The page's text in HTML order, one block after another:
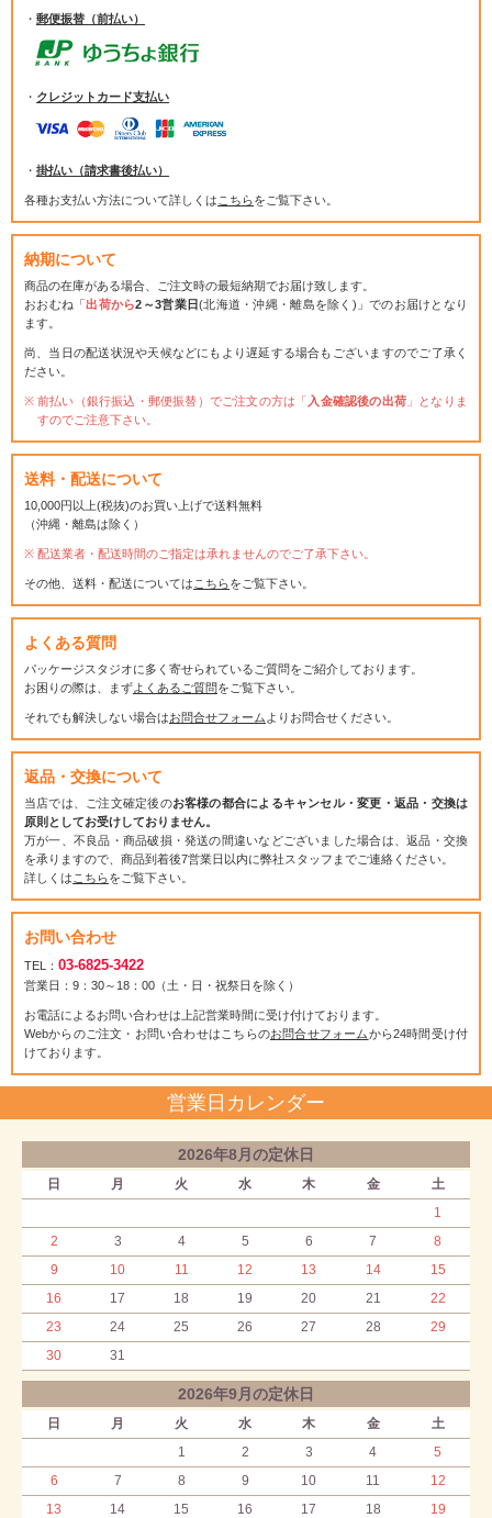
・ 郵便振替（前払い）
・ クレジットカード支払い
・ 掛払い（請求書後払い）
各種お支払い方法について詳しくは こちらをご覧下さい。
納期について
商品の在庫がある場合、ご注文時の最短納期でお届け致します。
おおむね「出荷から2～3営業日(北海道・沖縄・離島を除く)」でのお届けとなり
ます。
尚、当日の配送状況や天候などにもより遅延する場合もございますのでご了承く
ださい。
前払い（銀行振込・郵便振替）でご注文の方は「 入金確認後の出荷 」となりま
すのでご注意下さい。
送料・配送について
10,000円以上(税抜)のお買い上げで送料無料
（沖縄・離島は除く）
配送業者・配送時間のご指定は承れませんのでご了承下さい。
その他、送料・配送については こちらをご覧下さい。
よくある質問
パッケージスタジオに多く寄せられているご質問をご紹介しております。
お困りの際は、まずよくあるご質問をご覧下さい。
それでも解決しない場合はお問合せフォーム よりお問合せください。
返品・交換について
当店では、ご注文確定後のお客様の都合によるキャンセル・変更・返品・交換は
原則としてお受けしておりません。
万が一、不良品・商品破損・発送の間違いなどございました場合は、返品・交換
を承りますので、商品到着後7営業日以内に弊社スタッフまでご連絡ください。
詳しくは こちらをご覧下さい。
お問い合わせ
TEL： 03-6825-3422
営業日：9：30～18：00（土・日・祝祭日を除く）
お電話によるお問い合わせは上記営業時間に受け付けております。
Webからのご注文・お問い合わせはこちらのお問合せフォームから24時間受け付
けております。
営業日カレンダー
2026年8月の定休日
日 月 火 水 木 金
土
1
2
3 4 5 6 7
8
9
10 11 12 13 14
15
16
17 18 19 20 21
22
23
24 25 26 27 28
29
30
31
2026年9月の定休日
日 月 火 水 木 金
土
1
2 3 4
5
6
7 8 9 10 11
12
13
14 15 16 17 18
19